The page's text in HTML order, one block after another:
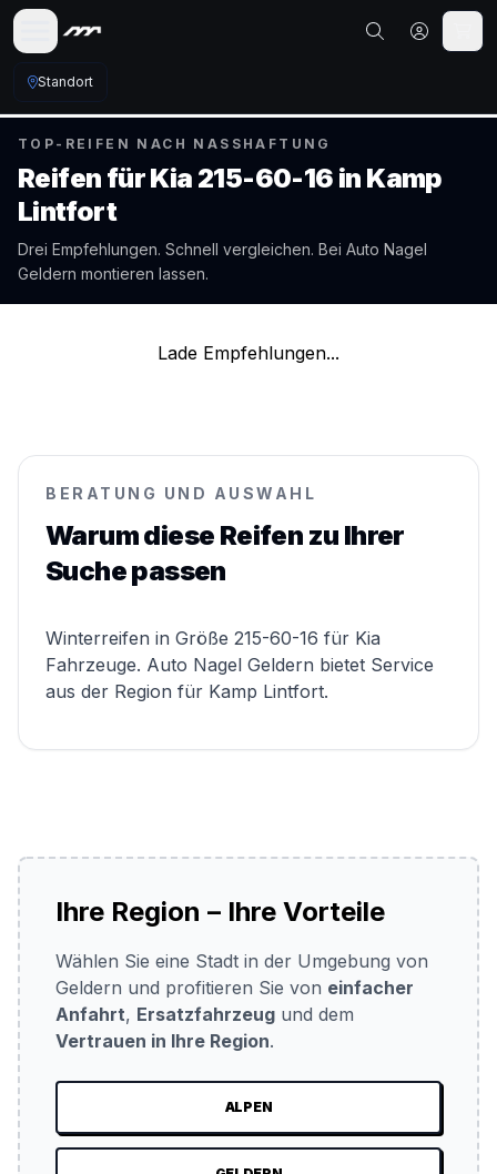
Standort
TOP-REIFEN NACH NASSHAFTUNG
Reifen fürKia 215-60-16 in Kamp
Lintfort
Drei Empfehlungen. Schnell vergleichen. Bei Auto Nagel
Geldern montieren lassen.
Lade Empfehlungen...
BERATUNG UND AUSWAHL
Warum diese Reifen zu Ihrer
Suche passen
Winterreifen in Größe 215-60-16 für Kia
Fahrzeuge. Auto Nagel Geldern bietet Service
aus der Region für Kamp Lintfort.
Ihre Region – Ihre Vorteile
Wählen Sie eine Stadt in der Umgebung von
Geldern und profitieren Sie von einfacher
Anfahrt, Ersatzfahrzeug und dem
Vertrauen in Ihre Region.
ALPEN